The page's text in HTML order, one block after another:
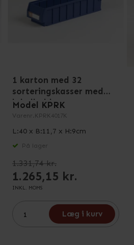
1 karton med 32
sorteringskasser med
labelholdere
Model KPRK
Varenr. KPRK4017K
L:40 x B:11,7 x H:9cm
På lager
1.331,74 kr.
1.265,15 kr.
INKL. MOMS
Læg i kurv